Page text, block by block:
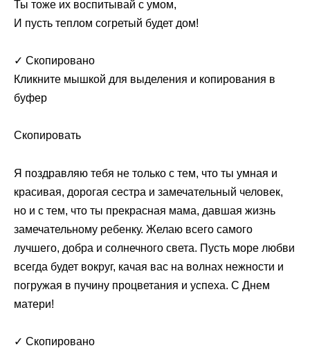
Ты тоже их воспитывай с умом,
И пусть теплом согретый будет дом!
✓ Скопировано
Кликните мышкой для выделения и копирования в
буфер
Скопировать
Я поздравляю тебя не только с тем, что ты умная и
красивая, дорогая сестра и замечательный человек,
но и с тем, что ты прекрасная мама, давшая жизнь
замечательному ребенку. Желаю всего самого
лучшего, добра и солнечного света. Пусть море любви
всегда будет вокруг, качая вас на волнах нежности и
погружая в пучину процветания и успеха. С Днем
матери!
✓ Скопировано